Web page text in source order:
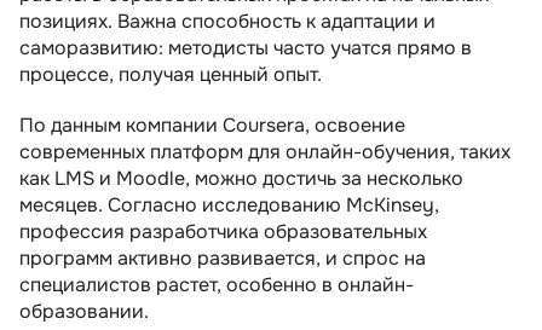
позициях. Важна способность к адаптации и
саморазвитию: методисты часто учатся прямо в
процессе, получая ценный опыт.
По данным компании Coursera, освоение
современных платформ для онлайн-обучения, таких
как LMS и Moodle, можно достичь за несколько
месяцев. Согласно исследованию McKinsey,
профессия разработчика образовательных
программ активно развивается, и спрос на
специалистов растет, особенно в онлайн-
образовании.